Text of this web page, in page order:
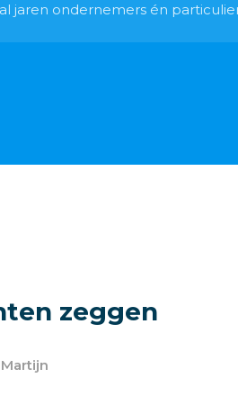
jaren ondernemers én
zeggen
Martijn